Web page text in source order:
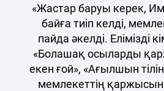
«Жастар баруы керек,
байға тиіп келді,
пайда әкелді. Елімізді
«Болашақ осыларды
екен ғой», «Ағылшын
мемлекеттің